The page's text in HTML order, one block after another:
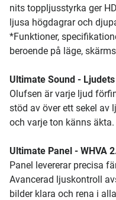
nits toppljusstyrka ger
ljusa högdagrar och
*Funktioner,
beroende på läge,
Ultimate Sound -
Olufsen är varje ljud
stöd av över ett sekel av
och varje ton känns äkta.
Ultimate Panel - WHVA
Panel levererar precisa
Avancerad ljuskontroll
bilder klara och rena i